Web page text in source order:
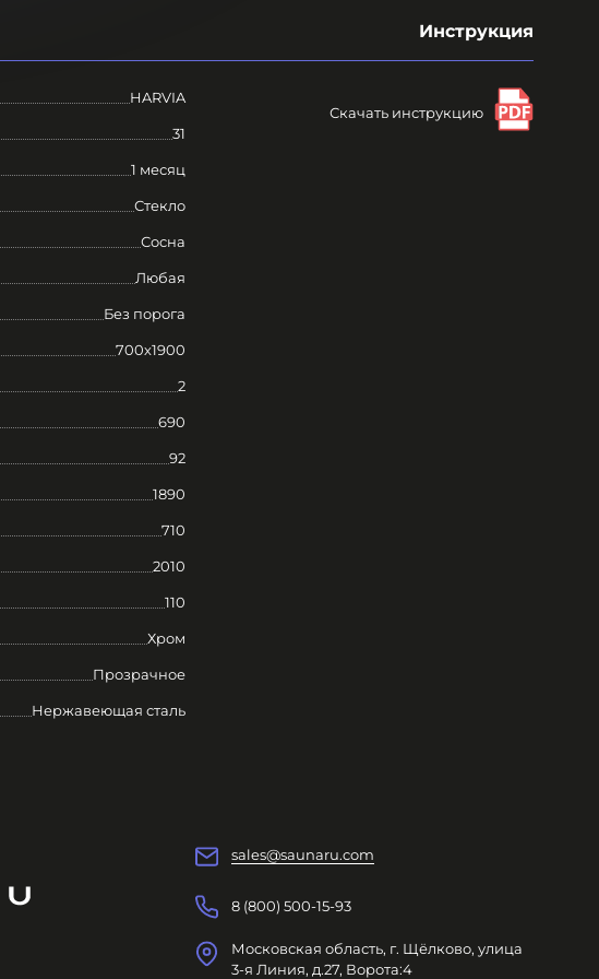
Инструкция
HARVIA
31
1 месяц
Стекло
Сосна
Любая
Без порога
700х1900
2
690
92
1890
710
2010
110
Хром
Прозрачное
Нержавеющая сталь
Скачать инструкцию
sales@saunaru.com
8 (800) 500-15-93
Московская область, г. Щёлково, улица
3-я Линия, д.27, Ворота:4